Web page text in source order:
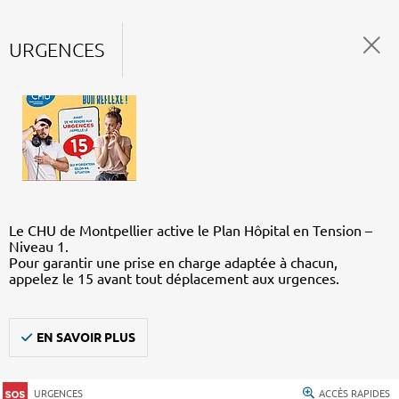
URGENCES
Le CHU de Montpellier active le Plan Hôpital en Tension –
Niveau 1.
Pour garantir une prise en charge adaptée à chacun,
appelez le 15 avant tout déplacement aux urgences.
EN SAVOIR PLUS
URGENCES ACCÈS RAPIDES